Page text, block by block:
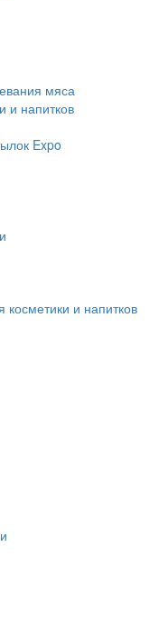
мяса
и напитков
Expo
и напитков